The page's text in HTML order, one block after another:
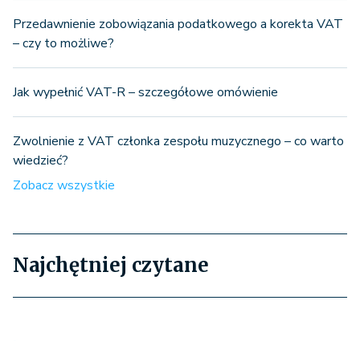
Przedawnienie zobowiązania podatkowego a korekta VAT
– czy to możliwe?
Jak wypełnić VAT-R – szczegółowe omówienie
Zwolnienie z VAT członka zespołu muzycznego – co warto
wiedzieć?
Zobacz wszystkie
Najchętniej czytane